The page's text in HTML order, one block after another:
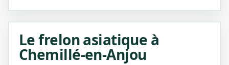
Le frelon asiatique à
Chemillé-en-Anjou